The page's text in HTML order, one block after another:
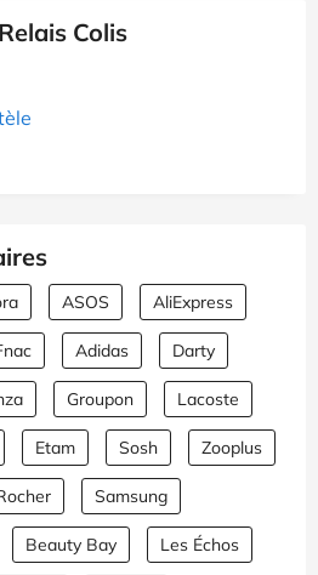
Colis
ASOS AliExpress
Adidas Darty
Groupon Lacoste
Etam Sosh Zooplus
Samsung
Beauty Bay Les Échos